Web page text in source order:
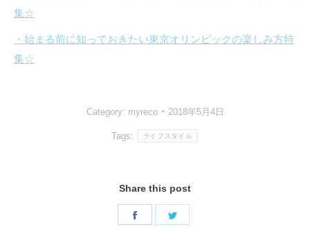
集☆
・始まる前に知っておきたい東京オリンピックの楽しみ方特
集☆
Category: myreco 2018年5月4日
Tags: ライフスタイル
Share this post
Share